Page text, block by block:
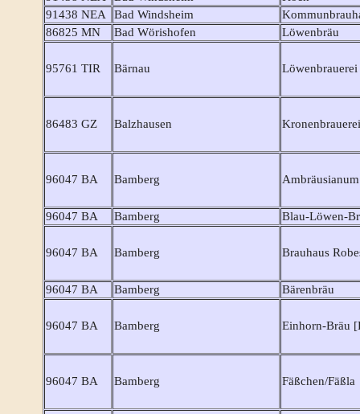
91438 NEA
Bad Windsheim
86825 MN
Bad Wörishofen Löwenbräu
95761 TIR Bärnau Löwenbrauerei
86483 GZ Balzhausen
96047 BA Bamberg
96047 BA Bamberg Blau-Löwen-
96047 BA Bamberg Brauhaus
96047 BA Bamberg Bärenbräu
96047 BA Bamberg Einhorn-Bräu
96047 BA Bamberg Fäßchen/Fäßla